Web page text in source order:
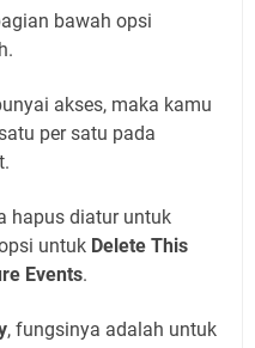
bawah opsi
akses, maka kamu
per satu pada
hapus diatur untuk
untuk Delete This
Events.
, fungsinya adalah untuk